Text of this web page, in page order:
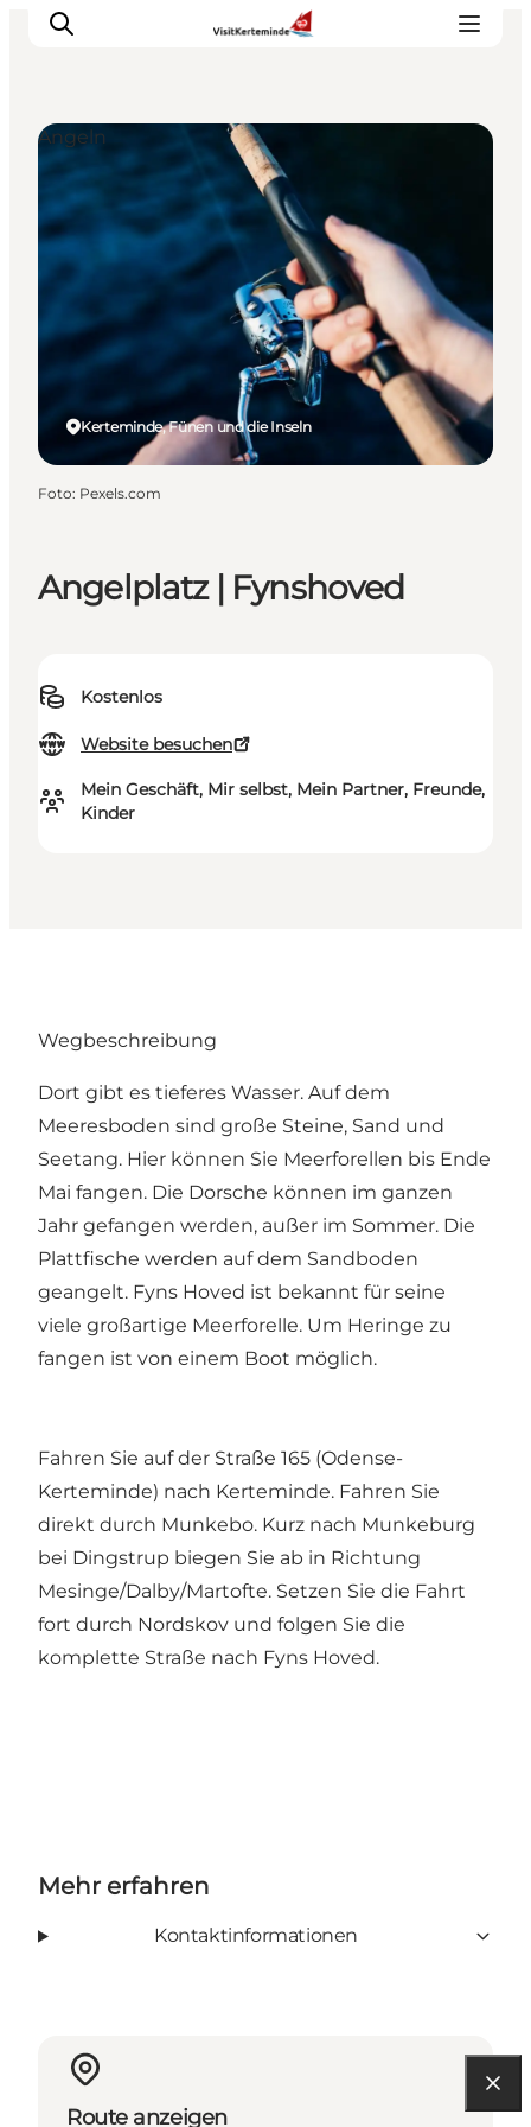
Sehenswürdigkeiten
Aktivitäten
Essen und trinken
Unterkünfte
Reiseplanung
Veranstaltungen
Angelplatz | Fynshoved
Kostenlos
Website besuchen
Mein Geschäft, Mir selbst, Mein Partner, Freunde,
Kinder
Kerteminde, Fünen und die Inseln
Angeln
Foto: Pexels.com
Wegbeschreibung
Dort gibt es tieferes Wasser. Auf dem
Meeresboden sind große Steine, Sand und
Seetang. Hier können Sie Meerforellen bis Ende
Mai fangen. Die Dorsche können im ganzen
Jahr gefangen werden, außer im Sommer. Die
Plattfische werden auf dem Sandboden
geangelt. Fyns Hoved ist bekannt für seine
viele großartige Meerforelle. Um Heringe zu
fangen ist von einem Boot möglich.
Fahren Sie auf der Straße 165 (Odense-
Kerteminde) nach Kerteminde. Fahren Sie
direkt durch Munkebo. Kurz nach Munkeburg
bei Dingstrup biegen Sie ab in Richtung
Mesinge/Dalby/Martofte. Setzen Sie die Fahrt
fort durch Nordskov und folgen Sie die
komplette Straße nach Fyns Hoved.
Mehr erfahren
Kontaktinformationen
Route anzeigen